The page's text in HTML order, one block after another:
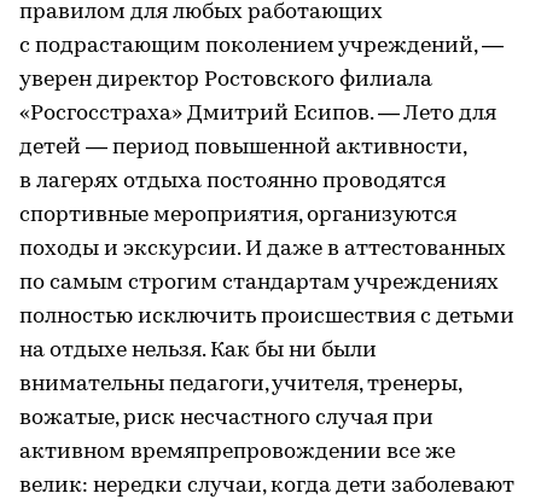
правилом для любых работающих
с подрастающим поколением учреждений, —
уверен директор Ростовского филиала
«Росгосстраха» Дмитрий Есипов. — Лето для
детей — период повышенной активности,
в лагерях отдыха постоянно проводятся
спортивные мероприятия, организуются
походы и экскурсии. И даже в аттестованных
по самым строгим стандартам учреждениях
полностью исключить происшествия с детьми
на отдыхе нельзя. Как бы ни были
внимательны педагоги, учителя, тренеры,
вожатые, риск несчастного случая при
активном времяпрепровождении все же
велик: нередки случаи, когда дети заболевают